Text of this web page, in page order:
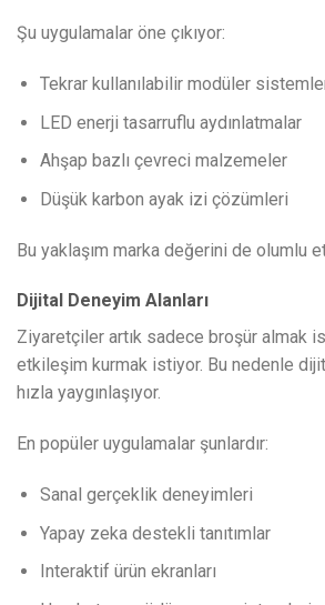
Şu uygulamalar öne çıkıyor:
Tekrar kullanılabilir modüler
LED enerji tasarruflu aydınlatmalar
Ahşap bazlı çevreci malzemeler
Düşük karbon ayak izi çözümleri
Bu yaklaşım marka değerini de olumlu
Dijital Deneyim Alanları
Ziyaretçiler artık sadece broşür almak
etkileşim kurmak istiyor. Bu nedenle
hızla yaygınlaşıyor.
En popüler uygulamalar şunlardır:
Sanal gerçeklik deneyimleri
Yapay zeka destekli tanıtımlar
Interaktif ürün ekranları